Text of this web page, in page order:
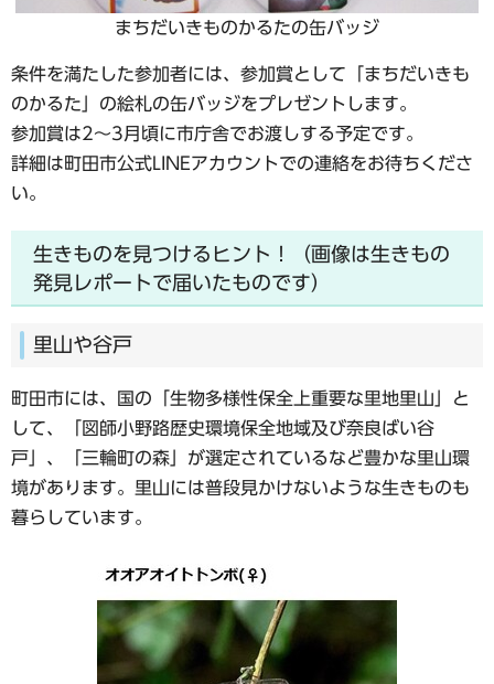
まちだいきものかるたの缶バッジ
条件を満たした参加者には、参加賞として「まちだいきも
のかるた」の絵札の缶バッジをプレゼントします。
参加賞は2～3月頃に市庁舎でお渡しする予定です。
詳細は町田市公式LINEアカウントでの連絡をお待ちくださ
い。
生きものを見つけるヒント！（画像は生きもの
発見レポートで届いたものです）
里山や谷戸
町田市には、国の「生物多様性保全上重要な里地里山」と
して、「図師小野路歴史環境保全地域及び奈良ばい谷
戸」、「三輪町の森」が選定されているなど豊かな里山環
境があります。里山には普段見かけないような生きものも
暮らしています。